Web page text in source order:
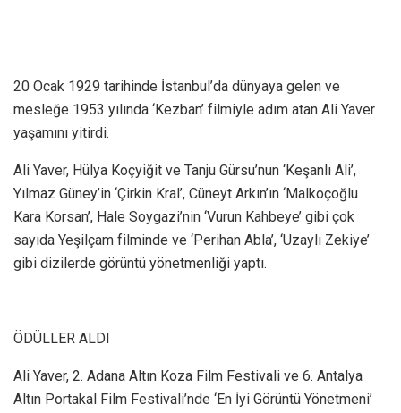
20 Ocak 1929 tarihinde İstanbul’da dünyaya gelen ve
mesleğe 1953 yılında ‘Kezban’ filmiyle adım atan Ali Yaver
yaşamını yitirdi.
Ali Yaver, Hülya Koçyiğit ve Tanju Gürsu’nun ‘Keşanlı Ali’,
Yılmaz Güney’in ‘Çirkin Kral’, Cüneyt Arkın’ın ‘Malkoçoğlu
Kara Korsan’, Hale Soygazi’nin ‘Vurun Kahbeye’ gibi çok
sayıda Yeşilçam filminde ve ‘Perihan Abla’, ‘Uzaylı Zekiye’
gibi dizilerde görüntü yönetmenliği yaptı.
ÖDÜLLER ALDI
Ali Yaver, 2. Adana Altın Koza Film Festivali ve 6. Antalya
Altın Portakal Film Festivali’nde ‘En İyi Görüntü Yönetmeni’